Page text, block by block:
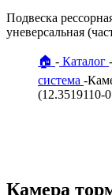
Подвеска
уневерсальная
🏠 Каталог
система
(12.3519110-
Камера